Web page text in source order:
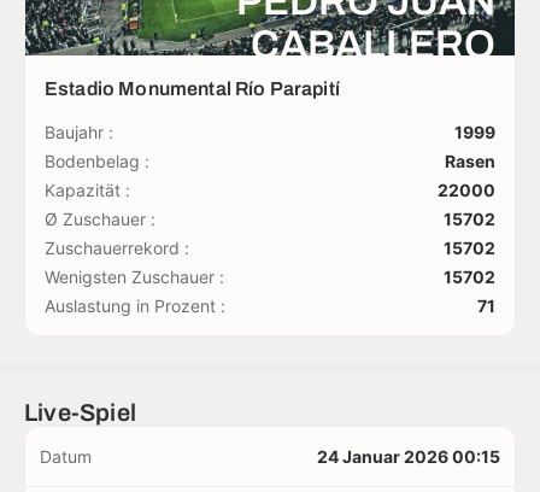
CABALLERO
Estadio Monumental Río Parapití
Baujahr :
1999
Bodenbelag :
Rasen
Kapazität :
22000
Ø Zuschauer :
15702
Zuschauerrekord :
15702
Wenigsten Zuschauer :
15702
Auslastung in Prozent :
71
Live-Spiel
Datum 24 Januar 2026 00:15